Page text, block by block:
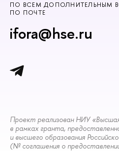
ПО ВСЕМ ДОПОЛНИТЕЛЬНЫМ
ПО ПОЧТЕ
ifora@hse.ru
Проект реализован НИУ
в рамках гранта,
и высшего образования
(№ соглашения о